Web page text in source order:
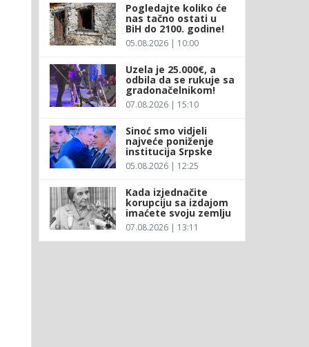
Pogledajte koliko će
nas tačno ostati u
BiH do 2100. godine!
05.08.2026 | 10:00
Uzela je 25.000€, a
odbila da se rukuje sa
gradonačelnikom!
07.08.2026 | 15:10
Sinoć smo vidjeli
najveće poniženje
institucija Srpske
05.08.2026 | 12:25
Kada izjednačite
korupciju sa izdajom
imaćete svoju zemlju
07.08.2026 | 13:11